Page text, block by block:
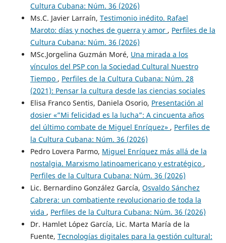
Cultura Cubana: Núm. 36 (2026)
Ms.C. Javier Larraín, Testimonio inédito. Rafael
Maroto: días y noches de guerra y amor , Perfiles de la
Cultura Cubana: Núm. 36 (2026)
MSc.Jorgelina Guzmán Moré, Una mirada a los
vínculos del PSP con la Sociedad Cultural Nuestro
Tiempo , Perfiles de la Cultura Cubana: Núm. 28
(2021): Pensar la cultura desde las ciencias sociales
Elisa Franco Sentis, Daniela Osorio, Presentación al
dosier «”Mi felicidad es la lucha”: A cincuenta años
del último combate de Miguel Enríquez» , Perfiles de
la Cultura Cubana: Núm. 36 (2026)
Pedro Lovera Parmo, Miguel Enríquez más allá de la
nostalgia. Marxismo latinoamericano y estratégico ,
Perfiles de la Cultura Cubana: Núm. 36 (2026)
Lic. Bernardino González García, Osvaldo Sánchez
Cabrera: un combatiente revolucionario de toda la
vida , Perfiles de la Cultura Cubana: Núm. 36 (2026)
Dr. Hamlet López García, Lic. Marta María de la
Fuente, Tecnologías digitales para la gestión cultural: